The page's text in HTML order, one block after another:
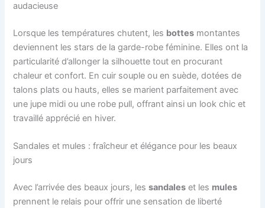
audacieuse
Lorsque les températures chutent, les bottes montantes
deviennent les stars de la garde-robe féminine. Elles ont la
particularité d’allonger la silhouette tout en procurant
chaleur et confort. En cuir souple ou en suède, dotées de
talons plats ou hauts, elles se marient parfaitement avec
une jupe midi ou une robe pull, offrant ainsi un look chic et
travaillé apprécié en hiver.
Sandales et mules : fraîcheur et élégance pour les beaux
jours
Avec l’arrivée des beaux jours, lessandales et les mules
prennent le relais pour offrir une sensation de liberté